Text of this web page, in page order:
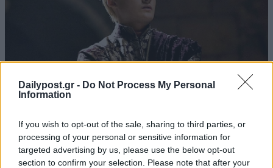
Dailypost.gr - Do Not Process My Personal
Information
If you wish to opt-out of the sale, sharing to third parties, or
processing of your personal or sensitive information for
targeted advertising by us, please use the below opt-out
section to confirm your selection. Please note that after your